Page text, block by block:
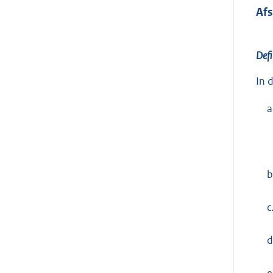
In
c.